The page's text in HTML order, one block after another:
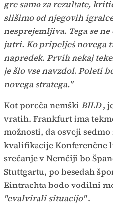
gre samo za rezultate,
slišimo od njegovih
nesprejemljiva. Tega se
jutri. Ko pripelješ novega
napredek. Prvih nekaj
je šlo vse navzdol. Poleti
novega stratega."
Kot poroča nemški BILD,
vratih. Frankfurt ima
možnosti, da osvoji
kvalifikacije Konferenčne
srečanje v Nemčiji bo
Stuttgartu, po besedah
Eintrachta bodo vodilni
"evalvirali situacijo".